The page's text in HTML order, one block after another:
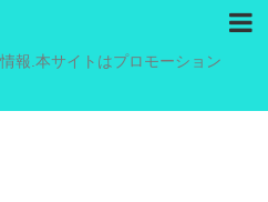
報.本サイトはプロモーション